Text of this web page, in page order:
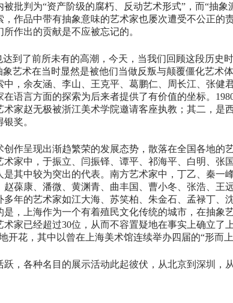
批判为“资产阶级的腐朽、反动艺术形式”，而“抽象
作品中带有抽象意味的艺术家也屡次遭受不公正的
作出的贡献是不应被忘记的。
到了前所未有的高潮，今天，当我们回顾这段历史
艺术在当时显然是被他们当做反叛与颠覆僵化艺术
，余友涵、李山、王克平、葛鹏仁、周长江、张健
语言方面的探索为后来者提供了有价值的坐标。
家赵无极被浙江美术学院邀请客座执教；其二，
奖。
作呈现出渐趋繁荣的发展态势，散落在全国各地
家中，于振立、闫振铎、谭平、祁海平、白明、张
其中较为突出的代表。南方艺术家中，丁乙、秦
葆康、潘微、黄渊青、曲丰国、曹小冬、张浩、王
年的艺术家如江大海、苏笑柏、朱金石、孟禄丁
，上海作为一个有着殖民文化传统的城市，在抽象
家已经超过30位，从而不容置疑地在事实上确立
开花，其中以曾在上海美术馆连续举办四届的“形而上
，各种名目的展示活动此起彼伏，从北京到深圳